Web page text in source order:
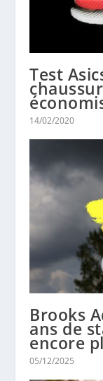
Test
14/02/2020
Brooks
ans de
encore
05/12/2025